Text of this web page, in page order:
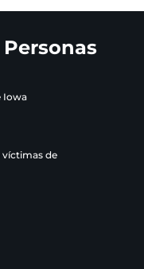
Iowa
víctimas de